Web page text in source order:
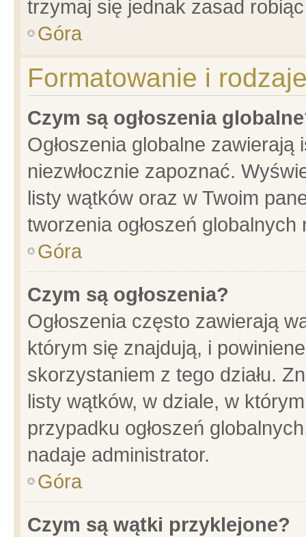
trzymaj się jednak zasad
Góra
Formatowanie i
Czym są ogłoszenia
Ogłoszenia globalne
niezwłocznie zapoznać.
listy wątków oraz w Twoim
tworzenia ogłoszeń
Góra
Czym są ogłoszenia?
Ogłoszenia często zawierają
którym się znajdują, i
skorzystaniem z tego działu.
listy wątków, w dziale, w
przypadku ogłoszeń
nadaje administrator.
Góra
Czym są wątki przyklejone?